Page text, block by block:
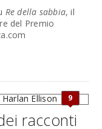
Re della sabbia, il
del Premio
9
racconti